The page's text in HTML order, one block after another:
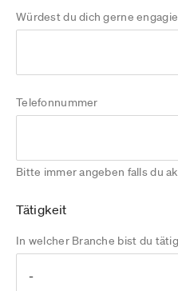
Würdest du dich gerne
Telefonnummer
Bitte immer angeben falls du
Tätigkeit
In welcher Branche bist du